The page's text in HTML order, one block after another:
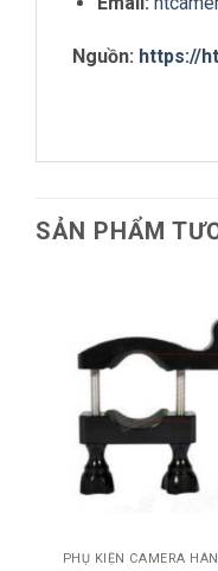
Nguồn: https://
SẢN PHẨM
PHỤ KIỆN CAMERA